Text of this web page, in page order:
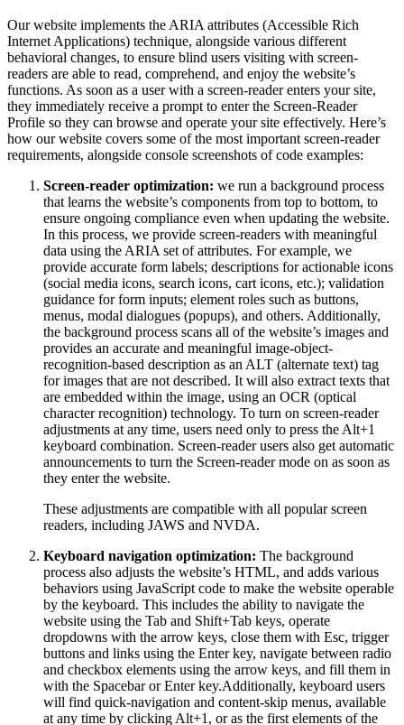
Our website implements the ARIA attributes (Accessible Rich
Internet Applications) technique, alongside various different
behavioral changes, to ensure blind users visiting with screen-
readers are able to read, comprehend, and enjoy the website’s
functions. As soon as a user with a screen-reader enters your site,
they immediately receive a prompt to enter the Screen-Reader
Profile so they can browse and operate your site effectively. Here’s
how our website covers some of the most important screen-reader
requirements, alongside console screenshots of code examples:
Screen-reader optimization: we run a background process
that learns the website’s components from top to bottom, to
ensure ongoing compliance even when updating the website.
In this process, we provide screen-readers with meaningful
data using the ARIA set of attributes. For example, we
provide accurate form labels; descriptions for actionable icons
(social media icons, search icons, cart icons, etc.); validation
guidance for form inputs; element roles such as buttons,
menus, modal dialogues (popups), and others. Additionally,
the background process scans all of the website’s images and
provides an accurate and meaningful image-object-
recognition-based description as an ALT (alternate text) tag
for images that are not described. It will also extract texts that
are embedded within the image, using an OCR (optical
character recognition) technology. To turn on screen-reader
adjustments at any time, users need only to press the Alt+1
keyboard combination. Screen-reader users also get automatic
announcements to turn the Screen-reader mode on as soon as
they enter the website.
These adjustments are compatible with all popular screen
readers, including JAWS and NVDA.
Keyboard navigation optimization: The background
process also adjusts the website’s HTML, and adds various
behaviors using JavaScript code to make the website operable
by the keyboard. This includes the ability to navigate the
website using the Tab and Shift+Tab keys, operate
dropdowns with the arrow keys, close them with Esc, trigger
buttons and links using the Enter key, navigate between radio
and checkbox elements using the arrow keys, and fill them in
with the Spacebar or Enter key.Additionally, keyboard users
will find quick-navigation and content-skip menus, available
at any time by clicking Alt+1, or as the first elements of the